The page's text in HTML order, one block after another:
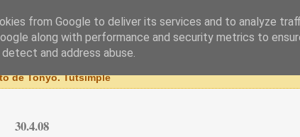
blogo
de Tonyo. Tutsimple
30.4.08
from Google to deliver its services and to analyze
along with performance and security metrics to
and address abuse.